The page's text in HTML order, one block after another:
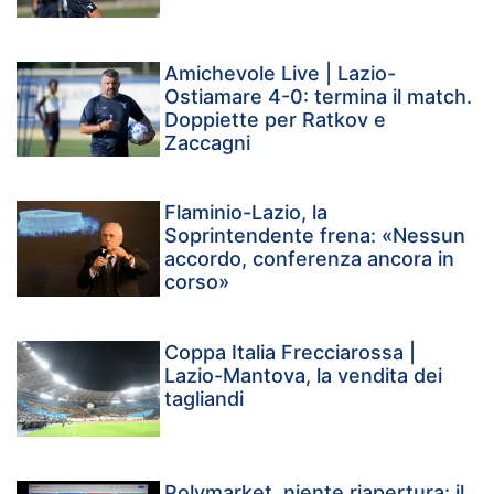
Amichevole Live | Lazio-
Ostiamare 4-0: termina il match.
Doppiette per Ratkov e
Zaccagni
Flaminio-Lazio, la
Soprintendente frena: «Nessun
accordo, conferenza ancora in
corso»
Coppa Italia Frecciarossa |
Lazio-Mantova, la vendita dei
tagliandi